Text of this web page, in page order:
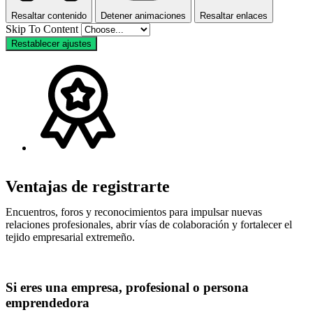
Resaltar contenido Detener animaciones Resaltar enlaces
Skip To Content
Restablecer ajustes
Ventajas de registrarte
Encuentros, foros y reconocimientos para impulsar nuevas
relaciones profesionales, abrir vías de colaboración y fortalecer el
tejido empresarial extremeño.
Si eres una empresa, profesional o persona
emprendedora